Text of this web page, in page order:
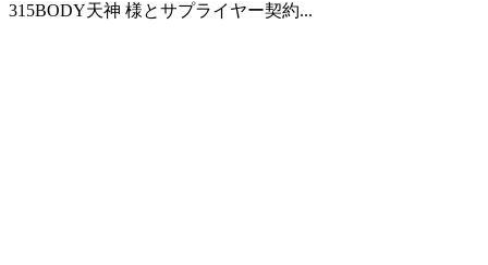
315BODY天神 様とサプライヤー契約...